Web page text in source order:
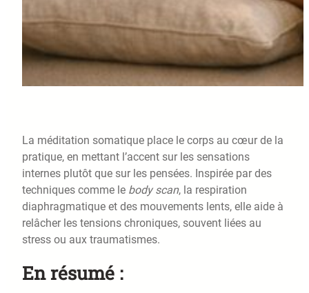
La méditation somatique place le corps au cœur de la
pratique, en mettant l’accent sur les sensations
internes plutôt que sur les pensées. Inspirée par des
techniques comme le body scan, la respiration
diaphragmatique et des mouvements lents, elle aide à
relâcher les tensions chroniques, souvent liées au
stress ou aux traumatismes.
En résumé :